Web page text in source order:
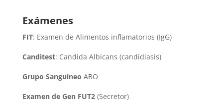
Exámenes
FIT: Examen de Alimentos inflamatorios (IgG)
Canditest: Candida Albicans (candidiasis)
Grupo Sanguíneo ABO
Examen de Gen FUT2(Secretor)